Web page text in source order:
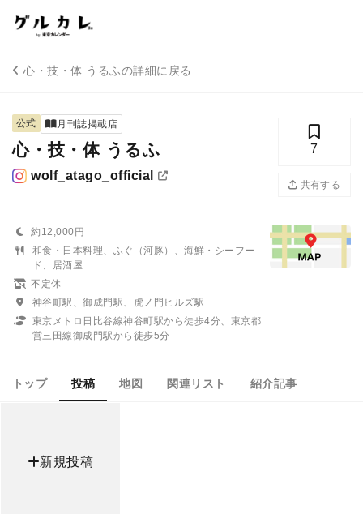
心・技・体 うるふの詳細に戻る
公式 月刊誌掲載店
心・技・体 うるふ
wolf_atago_official
7
共有する
約12,000円
和食・日本料理、ふぐ（河豚）、海鮮・シーフー
ド、居酒屋
不定休
神谷町駅、御成門駅、虎ノ門ヒルズ駅
東京メトロ日比谷線神谷町駅から徒歩4分、東京都
営三田線御成門駅から徒歩5分
トップ 投稿 地図 関連リスト 紹介記事
新規投稿